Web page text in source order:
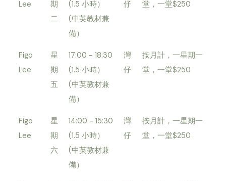
Lee
期
二
(1.5 小時）
(中英教材兼
備）
仔
堂，一堂$250
Figo
Lee
星
期
五
17:00 - 18:30
(1.5 小時）
(中英教材兼
備）
灣
仔
按月計，一星期一
堂，一堂$250
Figo
Lee
星
期
六
14:00 - 15:30
(1.5 小時）
(中英教材兼
備）
灣
仔
按月計，一星期一
堂，一堂$250